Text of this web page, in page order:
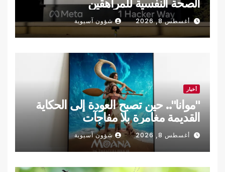
الصحة النفسية للمراهقين
أغسطس 8, 2026 شؤون آسيوية
أخبار
"موانا".. حين تصبح العودة إلى الحكاية
القديمة مغامرة بلا مفاجآت
أغسطس 8, 2026 شؤون آسيوية